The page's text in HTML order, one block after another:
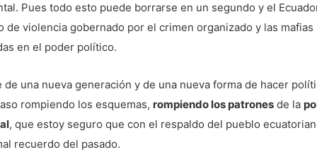
Pues todo esto puede borrarse en un segundo y el
de violencia gobernado por el crimen organizado y las mafias
en el poder político.
de una nueva generación y de una nueva forma de hacer
rompiendo los esquemas, rompiendo los patrones de la
, que estoy seguro que con el respaldo del pueblo
recuerdo del pasado.